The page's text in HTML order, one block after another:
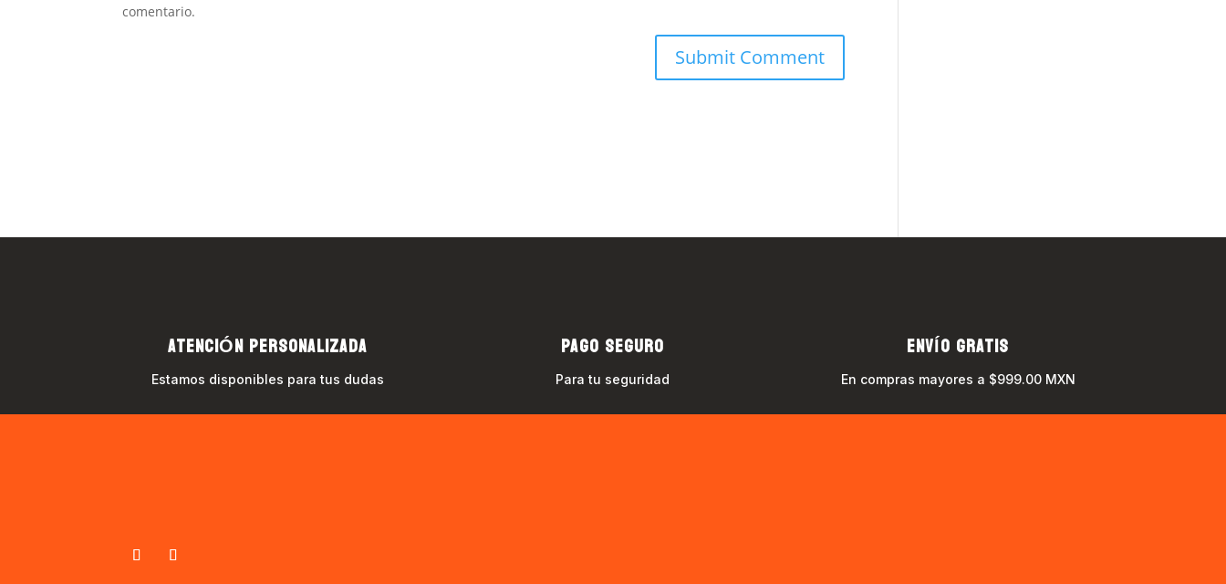
comentario.
ATENCIÓN PERSONALIZADA
Estamos disponibles para tus dudas
PAGO SEGURO
Para tu seguridad
ENVÍO GRATIS
En compras mayores a $999.00 MXN